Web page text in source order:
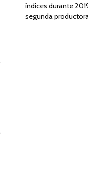
índices durante
segunda